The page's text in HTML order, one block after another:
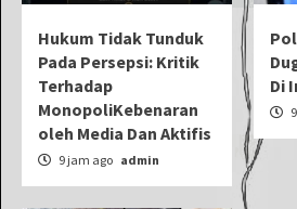
Hukum Tidak Tunduk
Pada Persepsi: Kritik
Terhadap
MonopoliKebenaran
oleh Media Dan Aktifis
9 jam ago admin
Di